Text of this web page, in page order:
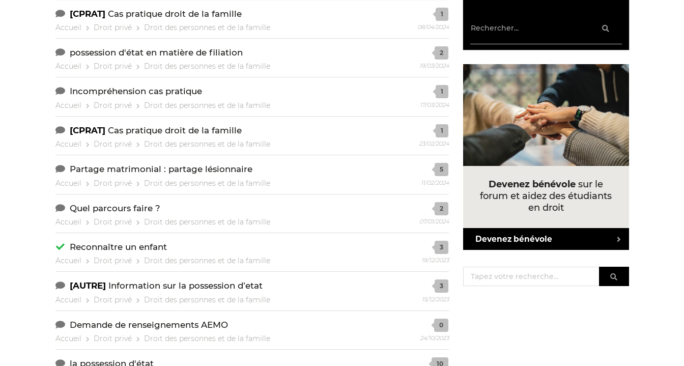
[CPRAT] Cas pratique droit de la famille
Accueil Droit privé Droit des personnes et de la famille
1
08/04/2024
possession d'état en matière de filiation
Accueil Droit privé Droit des personnes et de la famille
2
19/03/2024
Incompréhension cas pratique
Accueil Droit privé Droit des personnes et de la famille
1
17/03/2024
[CPRAT] Cas pratique droit de la famille
Accueil Droit privé Droit des personnes et de la famille
1
23/02/2024
Partage matrimonial : partage lésionnaire
Accueil Droit privé Droit des personnes et de la famille
5
11/02/2024
Quel parcours faire ?
Accueil Droit privé Droit des personnes et de la famille
2
07/01/2024
Reconnaître un enfant
Accueil Droit privé Droit des personnes et de la famille
3
19/12/2023
[AUTRE] Information sur la possession d’etat
Accueil Droit privé Droit des personnes et de la famille
3
15/12/2023
Demande de renseignements AEMO
Accueil Droit privé Droit des personnes et de la famille
0
24/10/2023
la possession d'état 10
Devenez bénévole sur le
forum et aidez des étudiants
en droit
Devenez bénévole